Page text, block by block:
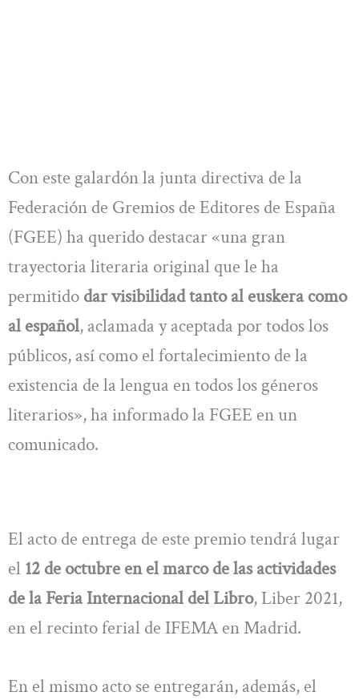
Con este galardón la junta directiva de la
Federación de Gremios de Editores de España
(FGEE) ha querido destacar «una gran
trayectoria literaria original que le ha
permitido dar visibilidad tanto al euskera como
al español, aclamada y aceptada por todos los
públicos, así como el fortalecimiento de la
existencia de la lengua en todos los géneros
literarios», ha informado la FGEE en un
comunicado.
El acto de entrega de este premio tendrá lugar
el 12 de octubre en el marco de las actividades
de la Feria Internacional del Libro, Liber 2021,
en el recinto ferial de IFEMA en Madrid.
En el mismo acto se entregarán, además, el